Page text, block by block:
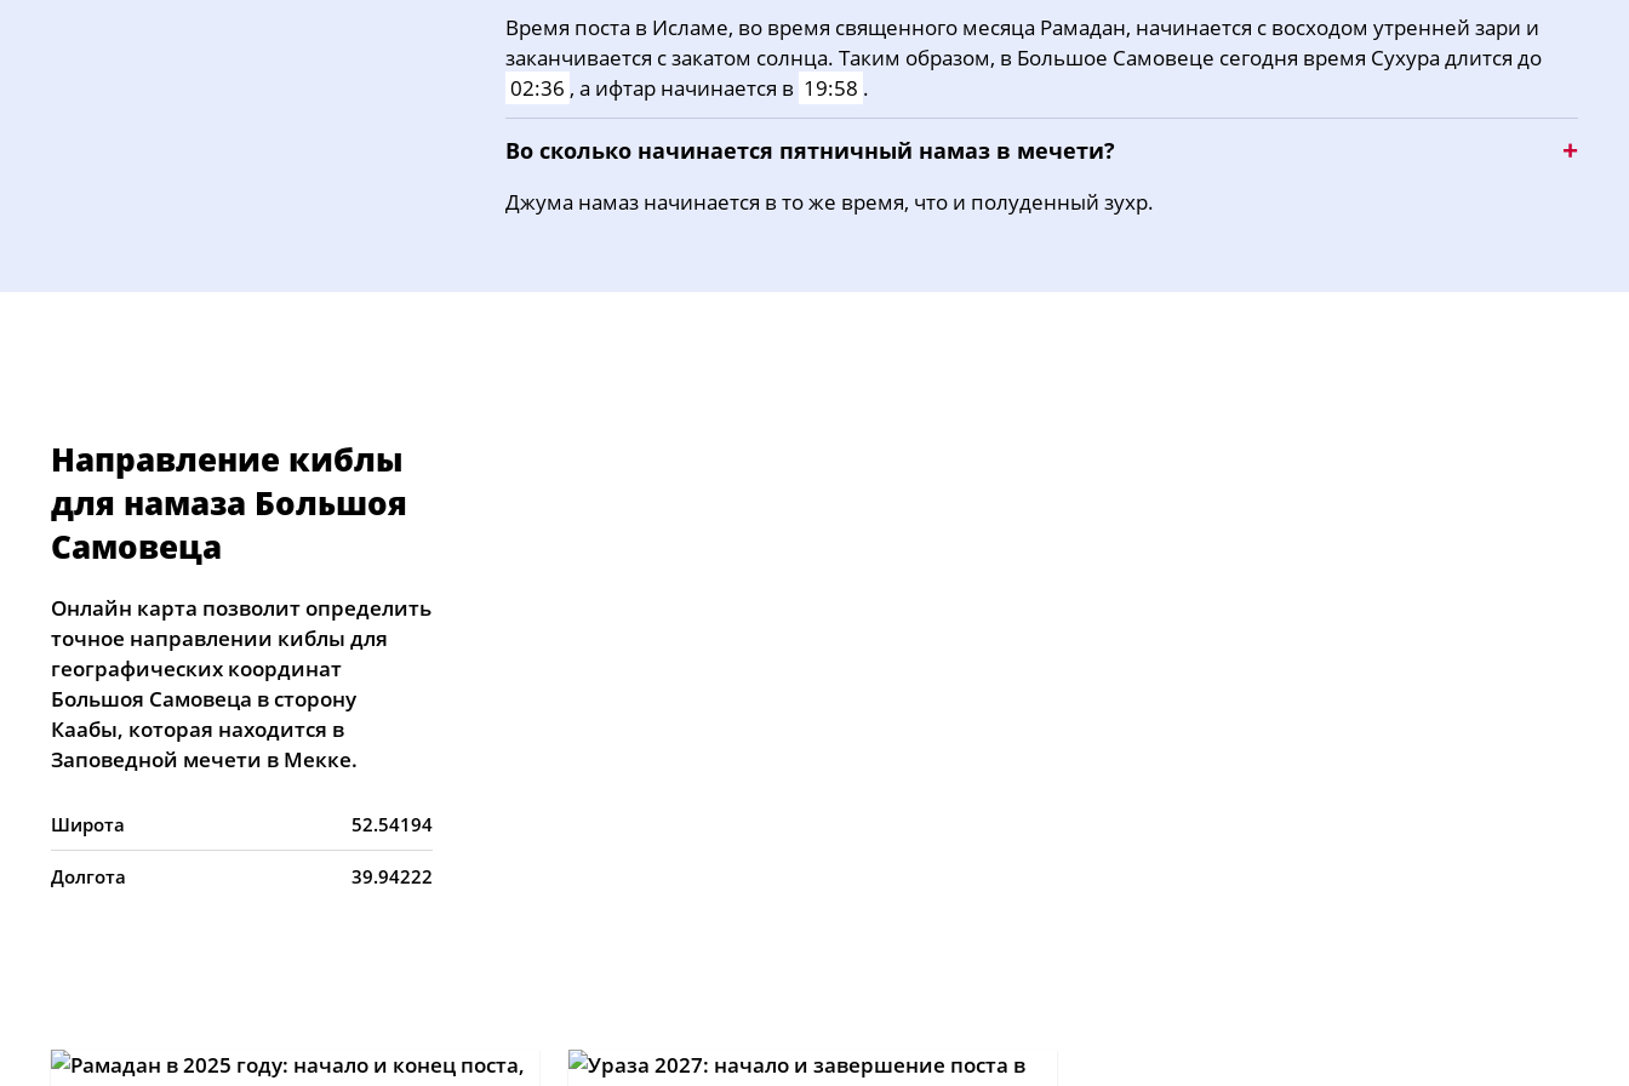
30, Вс
03:34 05:27 12:21 16:06 19:13
20:58
31, Пн
03:36 05:29 16:05 20:55
Время поста в Исламе, во время священного месяца Рамадан, начинается с восходом утренней зари и
заканчивается с закатом солнца. Таким образом, в Большое Самовеце сегодня время Сухура длится до
02:36 , а ифтар начинается в 19:58 .
Во сколько начинается пятничный намаз в мечети?
Джума намаз начинается в то же время, что и полуденный зухр.
Направление киблы
для намаза Большоя
Самовеца
Онлайн карта позволит определить
точное направлении киблы для
географических координат
Большоя Самовеца в сторону
Каабы, которая находится в
Заповедной мечети в Мекке.
Широта 52.54194
Долгота 39.94222